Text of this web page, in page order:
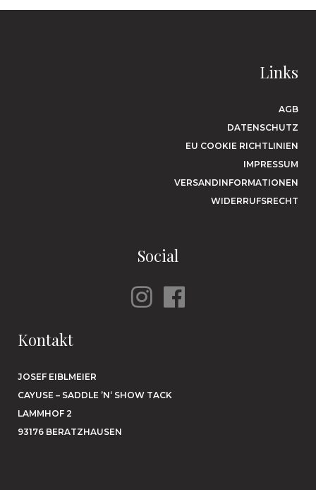
Links
AGB
DATENSCHUTZ
EU COOKIE RICHTLINIEN
IMPRESSUM
VERSANDINFORMATIONEN
WIDERRUFSRECHT
Social
Kontakt
JOSEF EIBLMEIER
CAYUSE – SADDLE ’N‘ SHOW TACK
LAMMHOF 2
93176 BERATZHAUSEN